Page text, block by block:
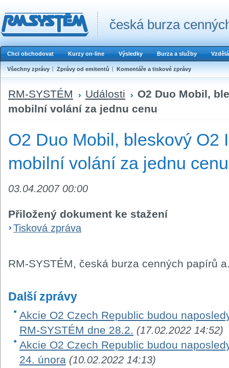
česká burza
Chci obchodovat Kurzy on-line Výsledky Burza a služby
Všechny zprávy Zprávy od emitentů Komentáře a tiskové zprávy
RM-SYSTÉM Události
O2 Duo Mobil,
mobilní volání za jednu cenu
O2 Duo Mobil, bleskový O2
mobilní volání za jednu cenu
03.04.2007 00:00
Přiložený dokument ke stažení
Tisková zpráva
RM-SYSTÉM, česká burza cenných papírů
Další zprávy
Akcie O2 Czech Republic budou
RM-SYSTÉM dne 28.2. (17.02.2022 14:52)
Akcie O2 Czech Republic budou
24. února (10.02.2022 14:13)